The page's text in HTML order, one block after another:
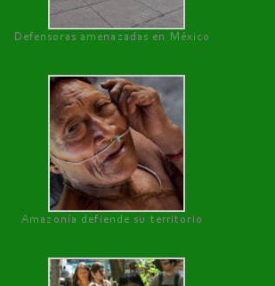
Defensoras amenazadas en México
Amazonía defiende su territorio